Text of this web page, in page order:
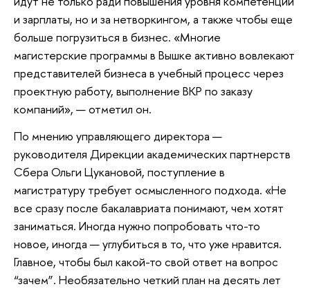
и зарплаты, но и за нетворкингом, а также чтобы еще
больше погрузиться в бизнес. «Многие
магистерские программы в Вышке активно вовлекают
представителей бизнеса в учебный процесс через
проектную работу, выполнение ВКР по заказу
компаний», — отметил он.
По мнению управляющего директора —
руководителя Дирекции академических партнерств
Сбера Ольги Цукановой, поступление в
магистратуру требует осмысленного подхода. «Не
все сразу после бакалавриата понимают, чем хотят
заниматься. Иногда нужно попробовать что-то
новое, иногда — углубиться в то, что уже нравится.
Главное, чтобы был какой-то свой ответ на вопрос
“зачем”. Необязательно четкий план на десять лет